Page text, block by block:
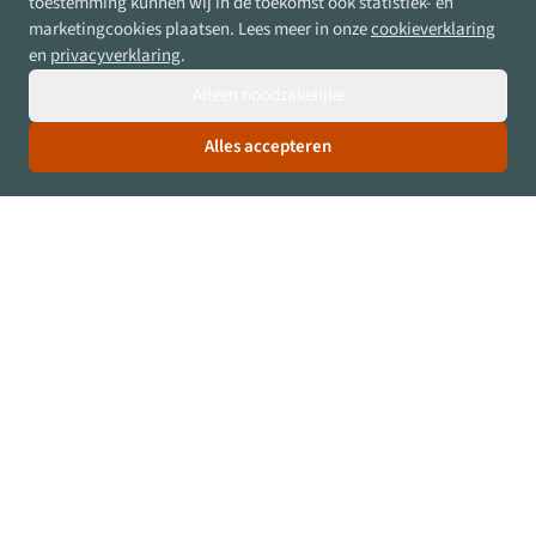
marketingcookies plaatsen. Lees meer in onzecookieverklaring
en privacyverklaring.
Alles accepteren